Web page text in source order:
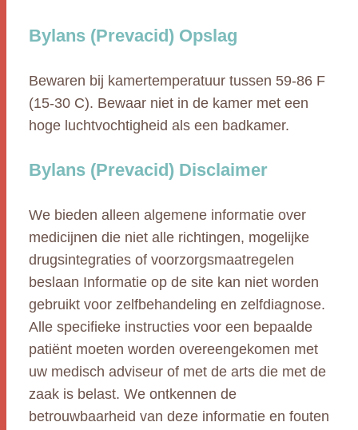
Bylans (Prevacid) Opslag
Bewaren bij kamertemperatuur tussen 59-86 F
(15-30 C). Bewaar niet in de kamer met een
hoge luchtvochtigheid als een badkamer.
Bylans (Prevacid) Disclaimer
We bieden alleen algemene informatie over
medicijnen die niet alle richtingen, mogelijke
drugsintegraties of voorzorgsmaatregelen
beslaan Informatie op de site kan niet worden
gebruikt voor zelfbehandeling en zelfdiagnose.
Alle specifieke instructies voor een bepaalde
patiënt moeten worden overeengekomen met
uw medisch adviseur of met de arts die met de
zaak is belast. We ontkennen de
betrouwbaarheid van deze informatie en fouten